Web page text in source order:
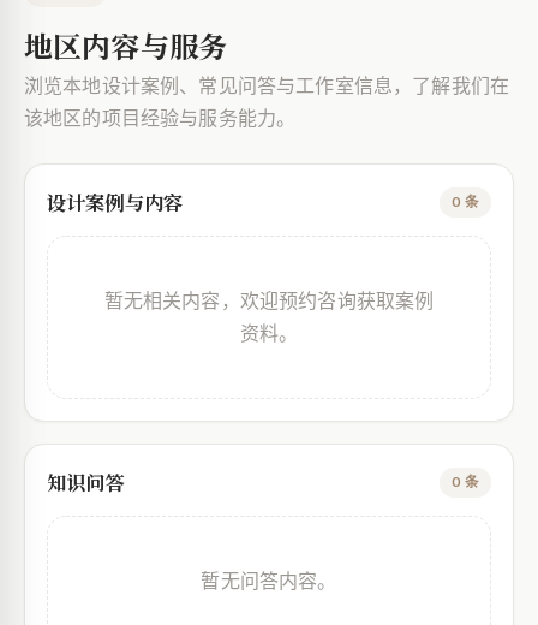
地区内容与服务
浏览本地设计案例、常见问答与工作室信息，了解我们在
该地区的项目经验与服务能力。
设计案例与内容 0 条
暂无相关内容，欢迎预约咨询获取案例
资料。
知识问答 0 条
暂无问答内容。